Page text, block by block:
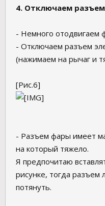
4. Отключаем
- Немного отодвигаем
- Отключаем разъем
(нажимаем на рычаг и
[Рис.6]
- Разъем фары имеет
на который тяжело.
Я предпочитаю
рисунке, тогда разъем
потянуть.